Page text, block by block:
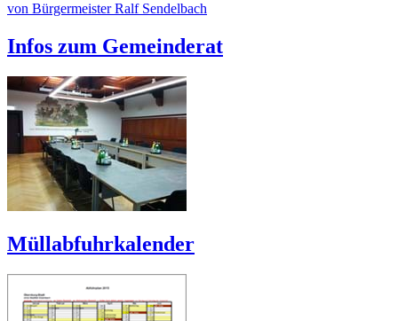
von Bürgermeister Ralf Sendelbach
Infos zum Gemeinderat
Müllabfuhrkalender